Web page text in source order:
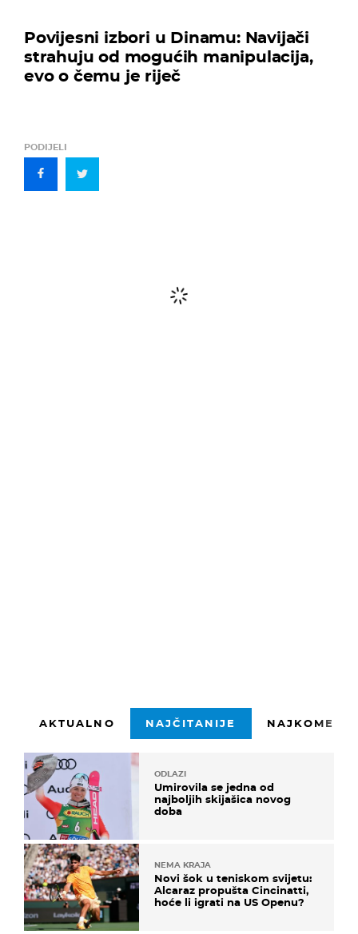
Povijesni izbori u Dinamu: Navijači
strahuju od mogućih manipulacija,
evo o čemu je riječ
PODIJELI
AKTUALNO NAJČITANIJE
ODLAZI
Umirovila se jedna od
najboljih skijašica novog
doba
NEMA KRAJA
Novi šok u teniskom svijetu:
Alcaraz propušta Cincinatti,
hoće li igrati na US Openu?